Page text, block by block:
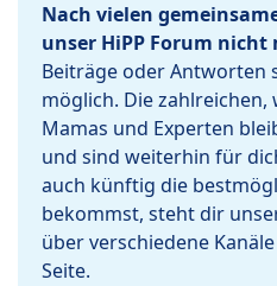
Nach vielen
unser HiPP Forum nicht
Beiträge oder Antworten
möglich. Die
Mamas und Experten
und sind weiterhin für
auch künftig die
bekommst, steht dir
über verschiedene
Seite.